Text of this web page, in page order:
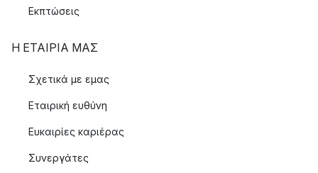
Εκπτώσεις
Η ΕΤΑΊΡΙΑ ΜΑΣ
Σχετικά με εμας
Εταιρική ευθύνη
Ευκαιρίες καριέρας
Συνεργάτες